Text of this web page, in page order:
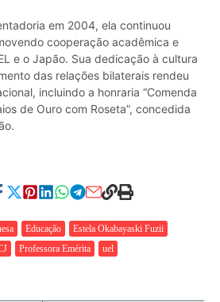
em 2004, ela continuou
cooperação acadêmica e
e o Japão. Sua dedicação à cultura
das relações bilaterais rendeu
incluindo a honraria “Comenda
de Ouro com Roseta”, concedida
Educação
Estela Okabayaski Fuzii
Professora Emérita uel